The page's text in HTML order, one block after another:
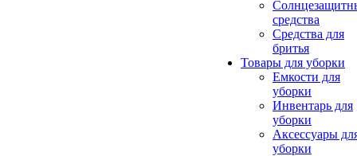
средства
Средства для
бритья
Товары для уборки
Емкости для
уборки
Инвентарь для
уборки
Аксессуары
уборки